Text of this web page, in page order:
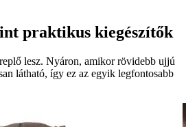
praktikus kiegészítők
lesz. Nyáron, amikor rövidebb ujjú
látható, így ez az egyik legfontosabb